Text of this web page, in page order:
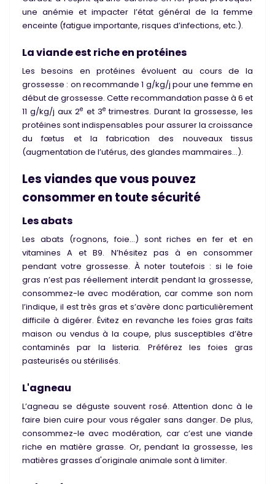
uneanémie et impacter l’état général de la femme
enceinte (fatigue importante, risques d’infections, etc.).
La viande est riche en protéines
Les besoins en protéines évoluent au cours de la
grossesse : on recommande1 g/kg/jpour une femme en
début de grossesse. Cette recommandation passe à 6 et
11 g/kg/j aux 2e et 3e trimestres. Durant la grossesse,les
protéines sont indispensables pour assurer la croissance
du fœtus et la fabrication des nouveaux tissus
(augmentation de l’utérus, des glandes mammaires…).
Les viandes que vous pouvez
consommer en toute sécurité
Les abats
Les abats (rognons, foie…) sont riches en fer et en
vitamines A et B9. N’hésitez pas à en consommer
pendant votre grossesse. À noter toutefois : si le foie
gras n’est pas réellement interdit pendant la grossesse,
consommez-le avec modération, car comme son nom
l’indique, il est très gras et s’avère donc particulièrement
difficile à digérer. Évitez en revanche les foies gras faits
maison ou vendus à la coupe, plus susceptibles d’être
contaminés par la listeria. Préférez les foies gras
pasteurisés ou stérilisés.
L'agneau
L’agneau se déguste souvent rosé. Attention donc à le
faire bien cuire pour vous régaler sans danger. De plus,
consommez-le avec modération, car c’est une viande
riche en matière grasse. Or, pendant la grossesse, les
matières grasses d'originale animale sont à limiter.